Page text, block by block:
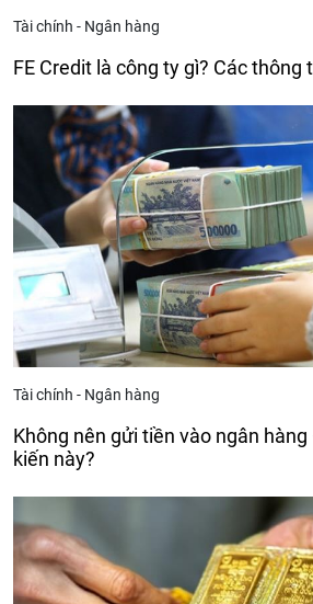
Tài chính - Ngân hàng
FE Credit là công ty gì? Các thông
Tài chính - Ngân hàng
Không nên gửi tiền vào ngân hàng
kiến này?